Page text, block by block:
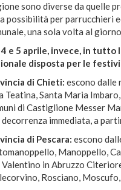
sono diverse da quelle
possibilità per parrucchieri
una sola volta al
4 e 5 aprile, invece, in tutto
disposta per le
di Chieti: escono dalle
Teatina, Santa Maria
di Castiglione Messer
decorrenza immediata, a
di Pescara: escono
Manoppello,
Valentino in Abruzzo
Rosciano,